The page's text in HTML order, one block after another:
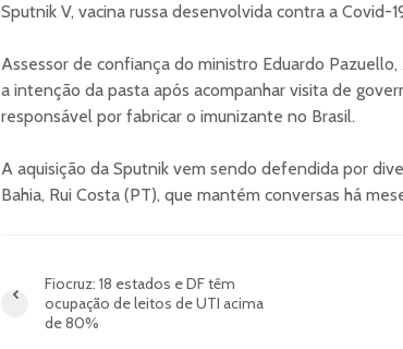
Sputnik V, vacina russa desenvolvida contra a Covid-
Assessor de confiança do ministro Eduardo
a intenção da pasta após acompanhar visita de
responsável por fabricar o imunizante no Brasil.
A aquisição da Sputnik vem sendo defendida por
Bahia, Rui Costa (PT), que mantém conversas há
Fiocruz: 18 estados e DF têm
ocupação de leitos de UTI acima
de 80%